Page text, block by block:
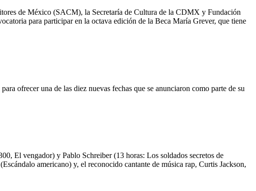
de México (SACM), la Secretaría de Cultura de la CDMX y Fundación
para participar en la octava edición de la Beca María Grever, que tiene
ofrecer una de las diez nuevas fechas que se anunciaron como parte de su
El vengador) y Pablo Schreiber (13 horas: Los soldados secretos de
americano) y, el reconocido cantante de música rap, Curtis Jackson,